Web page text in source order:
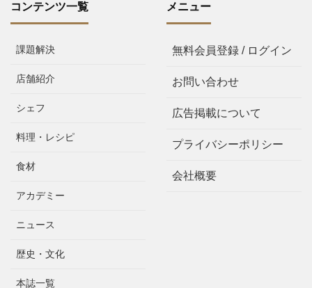
コンテンツ一覧
課題解決
店舗紹介
シェフ
料理・レシピ
食材
アカデミー
ニュース
歴史・文化
本誌一覧
メニュー
無料会員登録 / ログイン
お問い合わせ
広告掲載について
プライバシーポリシー
会社概要